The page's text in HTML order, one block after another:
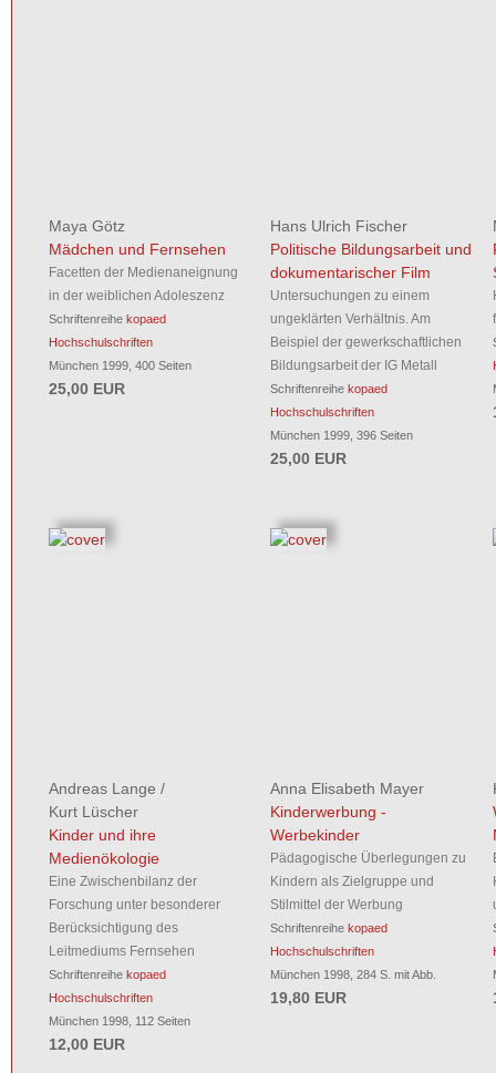
Maya Götz
Mädchen und Fernsehen
Facetten der Medienaneignung
in der weiblichen Adoleszenz
Schriftenreihe kopaed
Hochschulschriften
München 1999, 400 Seiten
25,00 EUR
Hans Ulrich Fischer
Politische Bildungsarbeit und
dokumentarischer Film
Untersuchungen zu einem
ungeklärten Verhältnis. Am
Beispiel der gewerkschaftlichen
Bildungsarbeit der IG Metall
Schriftenreihekopaed
Hochschulschriften
München 1999, 396 Seiten
25,00 EUR
Andreas Lange /
Kurt Lüscher
Kinder und ihre
Medienökologie
Eine Zwischenbilanz der
Forschung unter besonderer
Berücksichtigung des
Leitmediums Fernsehen
Schriftenreihe kopaed
Hochschulschriften
München 1998, 112 Seiten
12,00 EUR
Anna Elisabeth Mayer
Kinderwerbung -
Werbekinder
Pädagogische Überlegungen zu
Kindern als Zielgruppe und
Stilmittel der Werbung
Schriftenreihekopaed
Hochschulschriften
München 1998, 284 S. mit Abb.
19,80 EUR